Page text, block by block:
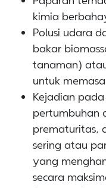
kimia
Polusi udara
bakar
tanaman)
untuk
Kejadian
pertumbuhan
prematuritas,
sering atau
yang
secara